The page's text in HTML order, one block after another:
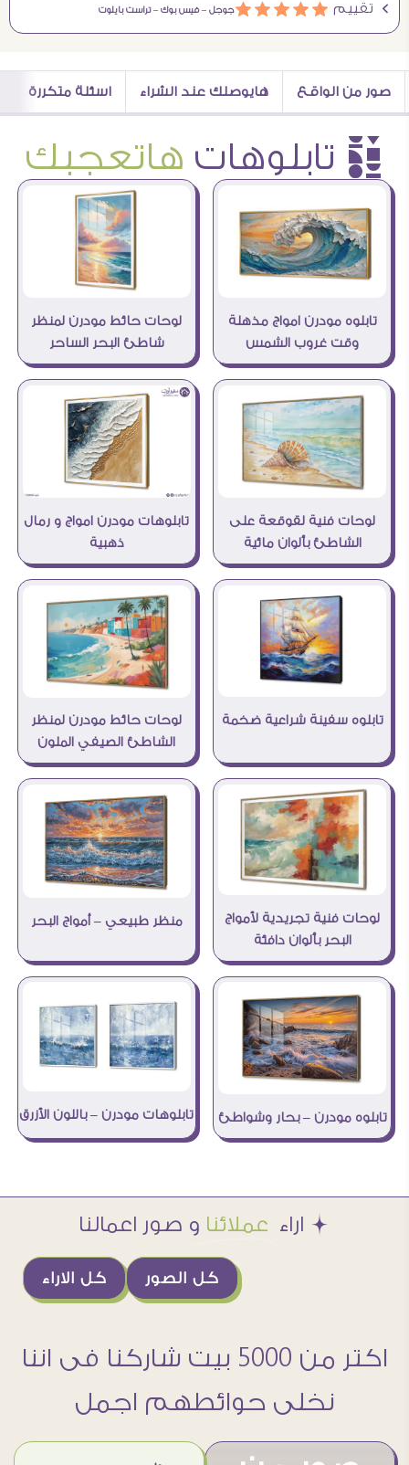
Ö تقييم áááááجوجل –فيس بوك –تراست بايلوت
صور من الواقع هايوصلك عند الشراء اسئلة متكررة
è تابلوهات هاتعجبك
تابلوه مودرن امواج مذهلة
وقت غروب الشمس
لوحات حائط مودرن لمنظر
شاطئ البحر الساحر
لوحات فنية لقوقعة على
الشاطئ بألوان مائية
تابلوهات مودرن امواج و رمال
ذهبية
تابلوه سفينة شراعية ضخمة
لوحات حائط مودرن لمنظر
الشاطئ الصيفي الملون
لوحات فنية تجريدية لأمواج
البحر بألوان دافئة
منظر طبيعي – أمواج البحر
تابلوه مودرن – بحار وشواطئ تابلوهات مودرن – باللون الأزرق
Æ اراء عملائنا و صور اعمالنا
كل الاراء كل الصور
اكتر من 5000 بيت شاركنا فى اننا
نخلى حوائطهم اجمل